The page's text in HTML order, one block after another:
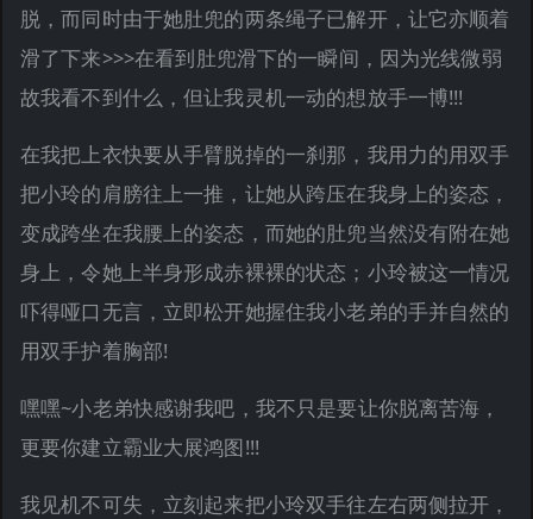
脱，而同时由于她肚兜的两条绳子已解开，让它亦顺着
滑了下来>>>在看到肚兜滑下的一瞬间，因为光线微弱
故我看不到什么，但让我灵机一动的想放手一博!!!
在我把上衣快要从手臂脱掉的一刹那，我用力的用双手
把小玲的肩膀往上一推，让她从跨压在我身上的姿态，
变成跨坐在我腰上的姿态，而她的肚兜当然没有附在她
身上，令她上半身形成赤裸裸的状态；小玲被这一情况
吓得哑口无言，立即松开她握住我小老弟的手并自然的
用双手护着胸部!
嘿嘿~小老弟快感谢我吧，我不只是要让你脱离苦海，
更要你建立霸业大展鸿图!!!
我见机不可失，立刻起来把小玲双手往左右两侧拉开，